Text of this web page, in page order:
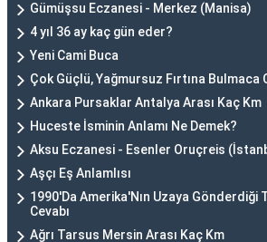
Gümüşsu Eczanesi - Merkez (Manisa)
4 yıl 36 ay kaç gün eder?
Yeni Cami Buca
Çok Güçlü, Yağmursuz Fırtına Bulmaca
Ankara Pursaklar Antalya Arası Kaç Km
Huceste İsminin Anlamı Ne Demek?
Aksu Eczanesi - Esenler Oruçreis
Aşçı Eş Anlamlısı
1990'Da Amerika'Nın Uzaya Gönderdiği
Cevabı
Ağrı Tarsus Mersin Arası Kaç Km